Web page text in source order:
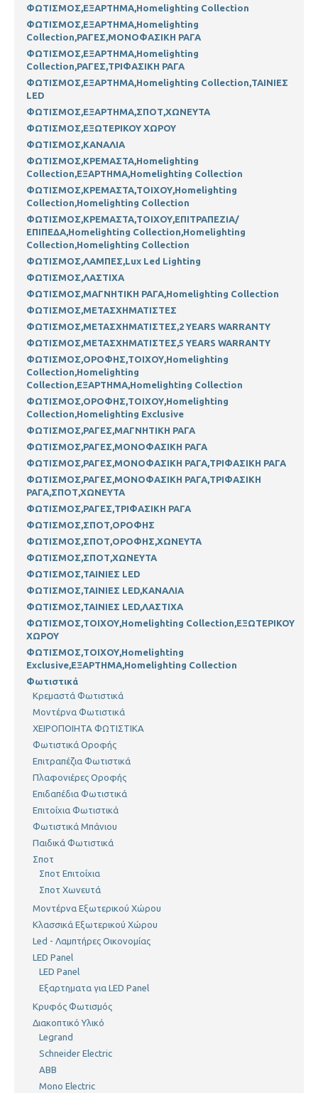
ΦΩΤΙΣΜΟΣ,ΕΞΑΡΤΗΜΑ,Homelighting Collection
ΦΩΤΙΣΜΟΣ,ΕΞΑΡΤΗΜΑ,Homelighting
Collection,ΡΑΓΕΣ,ΜΟΝΟΦΑΣΙΚΗ ΡΑΓΑ
ΦΩΤΙΣΜΟΣ,ΕΞΑΡΤΗΜΑ,Homelighting
Collection,ΡΑΓΕΣ,ΤΡΙΦΑΣΙΚΗ ΡΑΓΑ
ΦΩΤΙΣΜΟΣ,ΕΞΑΡΤΗΜΑ,Homelighting Collection,ΤΑΙΝΙΕΣ
LED
ΦΩΤΙΣΜΟΣ,ΕΞΑΡΤΗΜΑ,ΣΠΟΤ,ΧΩΝΕΥΤΑ
ΦΩΤΙΣΜΟΣ,ΕΞΩΤΕΡΙΚΟΥ ΧΩΡΟΥ
ΦΩΤΙΣΜΟΣ,ΚΑΝΑΛΙΑ
ΦΩΤΙΣΜΟΣ,ΚΡΕΜΑΣΤΑ,Homelighting
Collection,ΕΞΑΡΤΗΜΑ,Homelighting Collection
ΦΩΤΙΣΜΟΣ,ΚΡΕΜΑΣΤΑ,ΤΟΙΧΟΥ,Homelighting
Collection,Homelighting Collection
ΦΩΤΙΣΜΟΣ,ΚΡΕΜΑΣΤΑ,ΤΟΙΧΟΥ,ΕΠΙΤΡΑΠΕΖΙΑ/
ΕΠΙΠΕΔΑ,Homelighting Collection,Homelighting
Collection,Homelighting Collection
ΦΩΤΙΣΜΟΣ,ΛΑΜΠΕΣ,Lux Led Lighting
ΦΩΤΙΣΜΟΣ,ΛΑΣΤΙΧΑ
ΦΩΤΙΣΜΟΣ,ΜΑΓΝΗΤΙΚΗ ΡΑΓΑ,Homelighting Collection
ΦΩΤΙΣΜΟΣ,ΜΕΤΑΣΧΗΜΑΤΙΣΤΕΣ
ΦΩΤΙΣΜΟΣ,ΜΕΤΑΣΧΗΜΑΤΙΣΤΕΣ,2 YEARS WARRANTY
ΦΩΤΙΣΜΟΣ,ΜΕΤΑΣΧΗΜΑΤΙΣΤΕΣ,5 YEARS WARRANTY
ΦΩΤΙΣΜΟΣ,ΟΡΟΦΗΣ,ΤΟΙΧΟΥ,Homelighting
Collection,Homelighting
Collection,ΕΞΑΡΤΗΜΑ,Homelighting Collection
ΦΩΤΙΣΜΟΣ,ΟΡΟΦΗΣ,ΤΟΙΧΟΥ,Homelighting
Collection,Homelighting Exclusive
ΦΩΤΙΣΜΟΣ,ΡΑΓΕΣ,ΜΑΓΝΗΤΙΚΗ ΡΑΓΑ
ΦΩΤΙΣΜΟΣ,ΡΑΓΕΣ,ΜΟΝΟΦΑΣΙΚΗ ΡΑΓΑ
ΦΩΤΙΣΜΟΣ,ΡΑΓΕΣ,ΜΟΝΟΦΑΣΙΚΗ ΡΑΓΑ,ΤΡΙΦΑΣΙΚΗ ΡΑΓΑ
ΦΩΤΙΣΜΟΣ,ΡΑΓΕΣ,ΜΟΝΟΦΑΣΙΚΗ ΡΑΓΑ,ΤΡΙΦΑΣΙΚΗ
ΡΑΓΑ,ΣΠΟΤ,ΧΩΝΕΥΤΑ
ΦΩΤΙΣΜΟΣ,ΡΑΓΕΣ,ΤΡΙΦΑΣΙΚΗ ΡΑΓΑ
ΦΩΤΙΣΜΟΣ,ΣΠΟΤ,ΟΡΟΦΗΣ
ΦΩΤΙΣΜΟΣ,ΣΠΟΤ,ΟΡΟΦΗΣ,ΧΩΝΕΥΤΑ
ΦΩΤΙΣΜΟΣ,ΣΠΟΤ,ΧΩΝΕΥΤΑ
ΦΩΤΙΣΜΟΣ,ΤΑΙΝΙΕΣ LED
ΦΩΤΙΣΜΟΣ,ΤΑΙΝΙΕΣ LED,ΚΑΝΑΛΙΑ
ΦΩΤΙΣΜΟΣ,ΤΑΙΝΙΕΣ LED,ΛΑΣΤΙΧΑ
ΦΩΤΙΣΜΟΣ,ΤΟΙΧΟΥ,Homelighting Collection,ΕΞΩΤΕΡΙΚΟΥ
ΧΩΡΟΥ
ΦΩΤΙΣΜΟΣ,ΤΟΙΧΟΥ,Homelighting
Exclusive,ΕΞΑΡΤΗΜΑ,Homelighting Collection
Φωτιστικά
Κρεμαστά Φωτιστικά
Μοντέρνα Φωτιστικά
ΧΕΙΡΟΠΟΙΗΤΑ ΦΩΤΙΣΤΙΚΑ
Φωτιστικά Οροφής
Επιτραπέζια Φωτιστικά
Πλαφονιέρες Οροφής
Επιδαπέδια Φωτιστικά
Επιτοίχια Φωτιστικά
Φωτιστικά Μπάνιου
Παιδικά Φωτιστικά
Σποτ
Σποτ Επιτοίχια
Σποτ Χωνευτά
Μοντέρνα Εξωτερικού Χώρου
Κλασσικά Εξωτερικού Χώρου
Led - Λαμπτήρες Οικονομίας
LED Panel
LED Panel
Εξαρτηματα για LED Panel
Κρυφός Φωτισμός
Διακοπτικό Υλικό
Legrand
Schneider Electric
ABB
Mono Electric